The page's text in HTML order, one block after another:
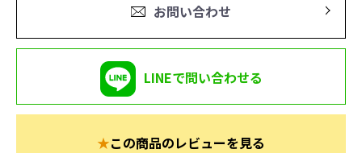
お問い合わせ
LINEで問い合わせる
★この商品のレビューを見る